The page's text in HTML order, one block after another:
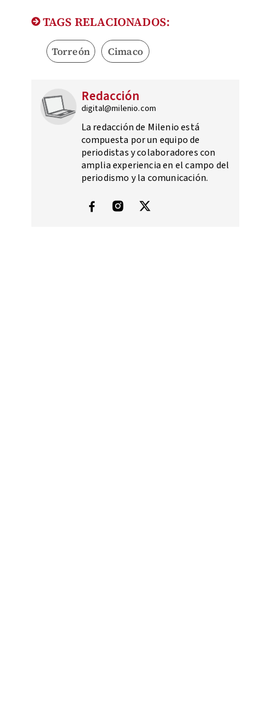
TAGS RELACIONADOS:
Torreón Cimaco
Redacción
digital@milenio.com
La redacción de Milenio está
compuesta por un equipo de
periodistas y colaboradores con
amplia experiencia en el campo del
periodismo y la comunicación.